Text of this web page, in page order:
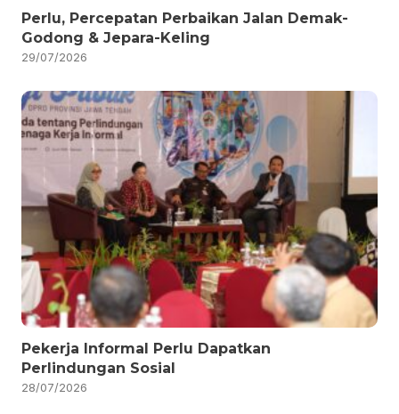
Perlu, Percepatan Perbaikan Jalan Demak-
Godong & Jepara-Keling
29/07/2026
Pekerja Informal Perlu Dapatkan
Perlindungan Sosial
28/07/2026